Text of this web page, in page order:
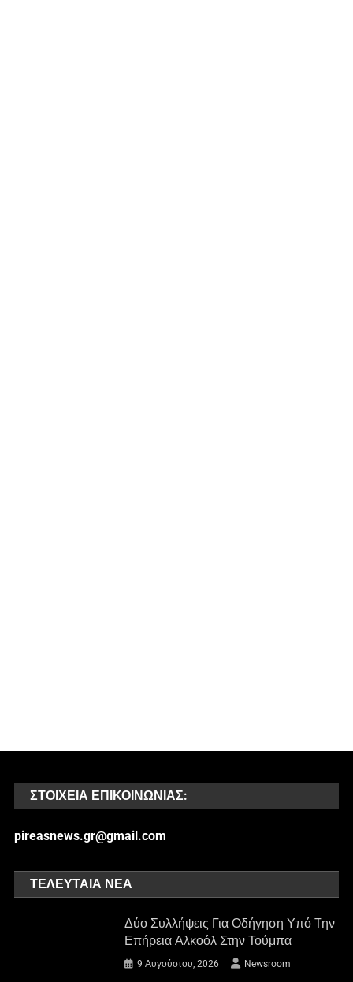
ΣΤΟΙΧΕΊΑ ΕΠΙΚΟΙΝΩΝΊΑΣ:
pireasnews.gr@gmail.com
ΤΕΛΕΥΤΑΊΑ ΝΈΑ
Δύο Συλλήψεις Για Οδήγηση Υπό Την
Επήρεια Αλκοόλ Στην Τούμπα
9 Αυγούστου, 2026 Newsroom